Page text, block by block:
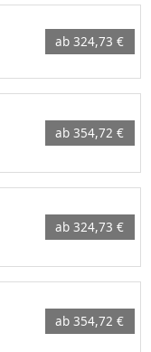
ab 324,73 €
ab 354,72 €
ab 324,73 €
ab 354,72 €